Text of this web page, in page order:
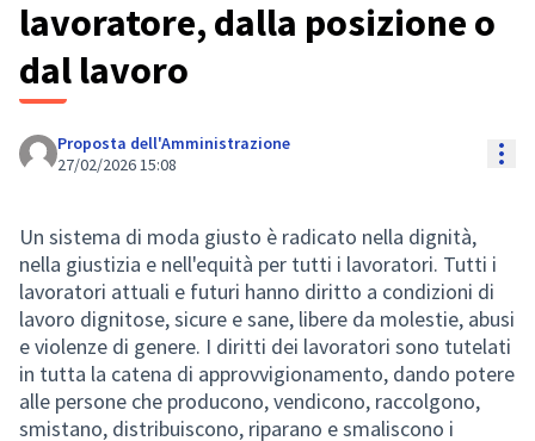
lavoratore, dalla posizione o
dal lavoro
Proposta dell'Amministrazione
27/02/2026 15:08
Un sistema di moda giusto è radicato nella dignità,
nella giustizia e nell'equità per tutti i lavoratori. Tutti i
lavoratori attuali e futuri hanno diritto a condizioni di
lavoro dignitose, sicure e sane, libere da molestie, abusi
e violenze di genere. I diritti dei lavoratori sono tutelati
in tutta la catena di approvvigionamento, dando potere
alle persone che producono, vendicono, raccolgono,
smistano, distribuiscono, riparano e smaliscono i